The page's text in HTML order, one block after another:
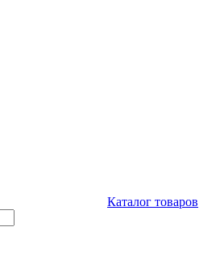
Каталог товаров